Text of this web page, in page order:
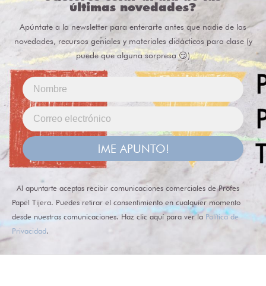
últimas novedades?
Apúntate a la newsletter para enterarte antes que nadie de las
novedades, recursos geniales y materiales didácticos para clase (y
puede que alguna sorpresa 😏)
¡ME APUNTO!
Al apuntarte aceptas recibir comunicaciones comerciales de Profes
Papel Tijera. Puedes retirar el consentimiento en cualquier momento
desde nuestras comunicaciones. Haz clic aquí para ver la Política de
Privacidad.